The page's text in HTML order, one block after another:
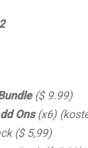
($ 9.99)
Ons(x6)
($ 5,99)